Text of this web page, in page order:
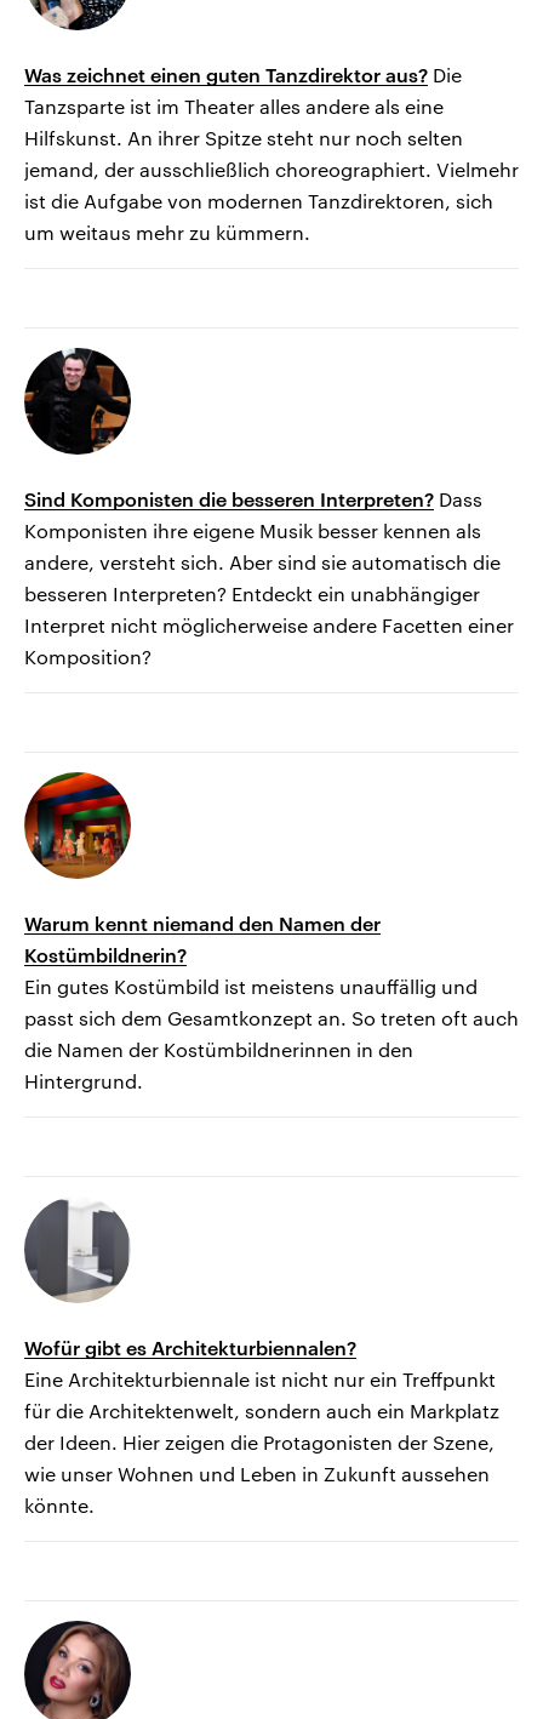
Was zeichnet einen guten Tanzdirektor aus? Die
Tanzsparte ist im Theater alles andere als eine
Hilfskunst. An ihrer Spitze steht nur noch selten
jemand, der ausschließlich choreographiert. Vielmehr
ist die Aufgabe von modernen Tanzdirektoren, sich
um weitaus mehr zu kümmern.
Sind Komponisten die besseren Interpreten? Dass
Komponisten ihre eigene Musik besser kennen als
andere, versteht sich. Aber sind sie automatisch die
besseren Interpreten? Entdeckt ein unabhängiger
Interpret nicht möglicherweise andere Facetten einer
Komposition?
Warum kennt niemand den Namen der
Kostümbildnerin?
Ein gutes Kostümbild ist meistens unauffällig und
passt sich dem Gesamtkonzept an. So treten oft auch
die Namen der Kostümbildnerinnen in den
Hintergrund.
Wofür gibt es Architekturbiennalen?
Eine Architekturbiennale ist nicht nur ein Treffpunkt
für die Architektenwelt, sondern auch ein Markplatz
der Ideen. Hier zeigen die Protagonisten der Szene,
wie unser Wohnen und Leben in Zukunft aussehen
könnte.